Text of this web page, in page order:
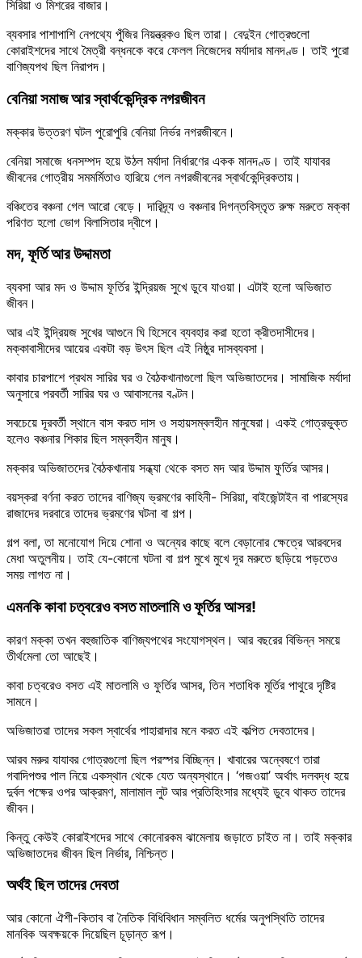
সিরিয়া ও মিশরের বাজার।
ব্যবসার পাশাপাশি নেপথ্যে পুঁজির নিয়ন্ত্রকও ছিল তারা। বেদুইন গোত্রগুলো
কোরাইশদের সাথে মৈত্রী বন্ধনকে করে ফেলল নিজেদের মর্যাদার মানদণ্ড। তাই পুরো
বাণিজ্যপথ ছিল নিরাপদ।
বেনিয়া সমাজ আর স্বার্থকেন্দ্রিক নগরজীবন
মক্কার উত্তরণ ঘটল পুরোপুরি বেনিয়া নির্ভর নগরজীবনে।
বেনিয়া সমাজে ধনসম্পদ হয়ে উঠল মর্যাদা নির্ধারণের একক মানদণ্ড। তাই যাযাবর
জীবনের গোত্রীয় সমমর্মিতাও হারিয়ে গেল নগরজীবনের স্বার্থকেন্দ্রিকতায়।
বঞ্চিতের বঞ্চনা গেল আরো বেড়ে। দারিদ্র্য ও বঞ্চনার দিগন্তবিস্তৃত রুক্ষ মরুতে মক্কা
পরিণত হলো ভোগ বিলাসিতার দ্বীপে।
মদ, ফূর্তি আর উদ্দামতা
ব্যবসা আর মদ ও উদ্দাম ফূর্তির ইন্দ্রিয়জ সুখে ডুবে যাওয়া। এটাই হলো অভিজাত
জীবন।
আর এই ইন্দ্রিয়জ সুখের আগুনে ঘি হিসেবে ব্যবহার করা হতো ক্রীতদাসীদের।
মক্কাবাসীদের আয়ের একটা বড় উৎস ছিল এই নিষ্ঠুর দাসব্যবসা।
কাবার চারপাশে প্রথম সারির ঘর ও বৈঠকখানাগুলো ছিল অভিজাতদের। সামাজিক মর্যাদা
অনুসারে পরবর্তী সারির ঘর ও আবাসনের বণ্টন।
সবচেয়ে দূরবর্তী স্থানে বাস করত দাস ও সহায়সম্বলহীন মানুষেরা। একই গোত্রভুক্ত
হলেও বঞ্চনার শিকার ছিল সম্বলহীন মানুষ।
মক্কার অভিজাতদের বৈঠকখানায় সন্ধ্যা থেকে বসত মদ আর উদ্দাম ফুর্তির আসর।
বয়স্করা বর্ণনা করত তাদের বাণিজ্য ভ্রমণের কাহিনী- সিরিয়া, বাইজেন্টাইন বা পারস্যের
রাজাদের দরবারে তাদের ভ্রমণের ঘটনা বা গল্প।
গল্প বলা, তা মনোযোগ দিয়ে শোনা ও অন্যের কাছে বলে বেড়ানোর ক্ষেত্রে আরবদের
মেধা অতুলনীয়। তাই যে-কোনো ঘটনা বা গল্প মুখে মুখে দূর মরুতে ছড়িয়ে পড়তেও
সময় লাগত না।
এমনকি কাবা চত্বরেও বসত মাতলামি ও ফূর্তির আসর!
কারণ মক্কা তখন বহুজাতিক বাণিজ্যপথের সংযোগস্থল। আর বছরের বিভিন্ন সময়ে
তীর্থমেলা তো আছেই।
কাবা চত্বরেও বসত এই মাতলামি ও ফুর্তির আসর, তিন শতাধিক মূর্তির পাথুরে দৃষ্টির
সামনে।
অভিজাতরা তাদের সকল স্বার্থের পাহারাদার মনে করত এই কল্পিত দেবতাদের।
আরব মরুর যাযাবর গোত্রগুলো ছিল পরস্পর বিচ্ছিন্ন। খাবারের অন্বেষণে তারা
গবাদিপশুর পাল নিয়ে একস্থান থেকে যেত অন্যস্থানে। ‘গজওয়া’ অর্থাৎ দলবদ্ধ হয়ে
দুর্বল পক্ষের ওপর আক্রমণ, মালামাল লুট আর প্রতিহিংসার মধ্যেই ডুবে থাকত তাদের
জীবন।
কিন্তু কেউই কোরাইশদের সাথে কোনোরকম ঝামেলায় জড়াতে চাইত না। তাই মক্কার
অভিজাতদের জীবন ছিল নির্ভার, নিশ্চিন্ত।
অর্থই ছিল তাদের দেবতা
আর কোনো ঐশী-কিতাব বা নৈতিক বিধিবিধান সম্বলিত ধর্মের অনুপস্থিতি তাদের
মানবিক অবক্ষয়কে দিয়েছিল চূড়ান্ত রূপ।